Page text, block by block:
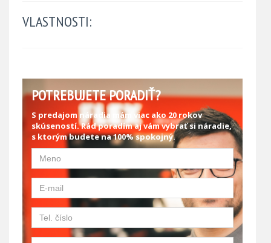
VLASTNOSTI:
POTREBUJETE PORADIŤ?
S predajom náradia mám viac ako 20 rokov
skúseností. Rád poradím aj vám vybrať si náradie,
s ktorým budete na 100% spokojný.